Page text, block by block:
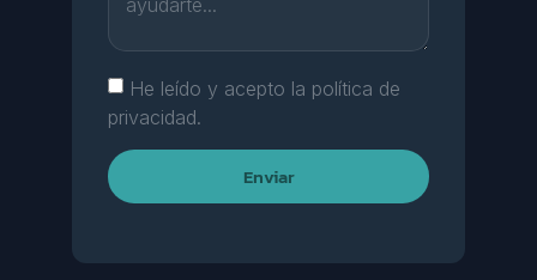
He leído y acepto la política de
privacidad.
Enviar